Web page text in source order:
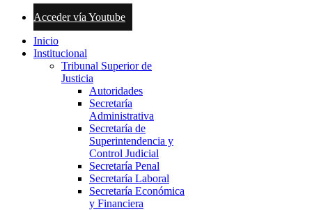
Acceder vía Youtube
Inicio
Institucional
Tribunal Superior de
Justicia
Autoridades
Secretaría
Administrativa
Secretaría de
Superintendencia y
Control Judicial
Secretaría Penal
Secretaría Laboral
Secretaría Económica
y Financiera